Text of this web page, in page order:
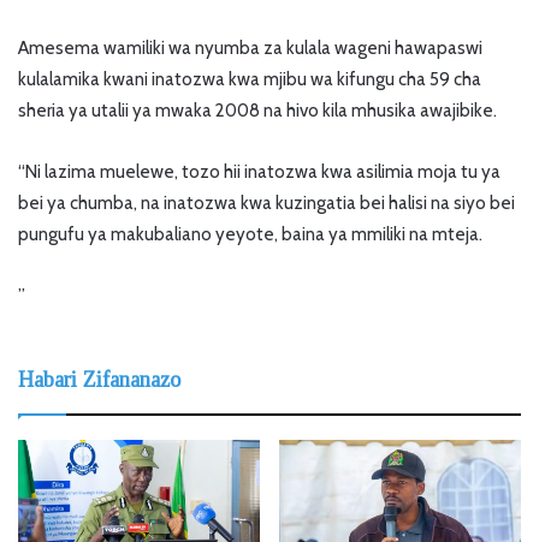
Amesema wamiliki wa nyumba za kulala wageni hawapaswi
kulalamika kwani inatozwa kwa mjibu wa kifungu cha 59 cha
sheria ya utalii ya mwaka 2008 na hivo kila mhusika awajibike.
“Ni lazima muelewe, tozo hii inatozwa kwa asilimia moja tu ya
bei ya chumba, na inatozwa kwa kuzingatia bei halisi na siyo bei
pungufu ya makubaliano yeyote, baina ya mmiliki na mteja.
”
Habari Zifananazo